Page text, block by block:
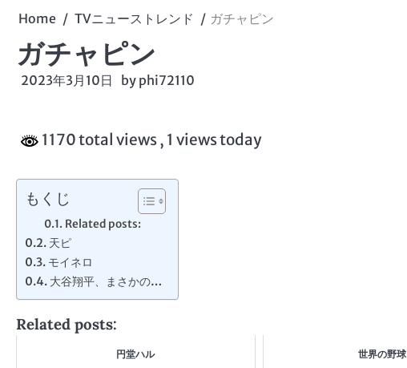
Home TVニューストレンド ガチャピン
ガチャピン
2023年3月10日 by phi72110
1170 total views, 1 views today
もくじ
Related posts:
天ピ
モイネロ
大谷翔平、まさかの…
Related posts:
円堂ハル 世界の野球